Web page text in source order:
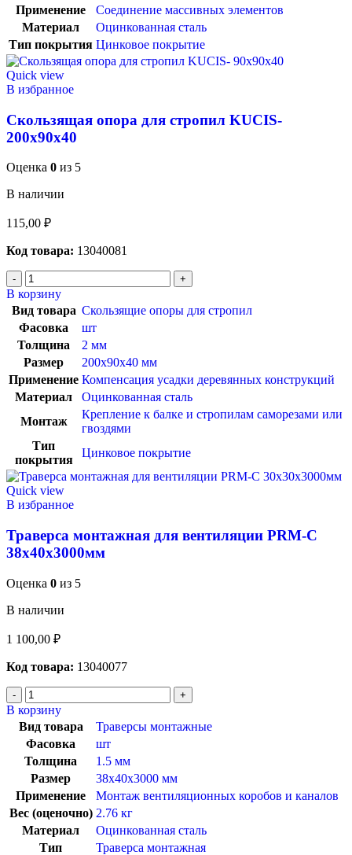
Применение
Соединение массивных элементов
Материал
Оцинкованная сталь
Тип покрытия Цинковое покрытие
Quick view
В избранное
Скользящая опора для стропил KUCIS-
200х90х40
Оценка 0 из 5
В наличии
115,00 ₽
Код товара: 13040081
В корзину
Вид товара Скользящие опоры для стропил
Фасовка
шт
Толщина
2 мм
Размер
200х90х40 мм
Применение Компенсация усадки деревянных конструкций
Материал
Оцинкованная сталь
Монтаж
Крепление к балке и стропилам саморезами или
гвоздями
Тип
покрытия
Цинковое покрытие
Quick view
В избранное
Траверса монтажная для вентиляции PRM-C
38х40х3000мм
Оценка 0 из 5
В наличии
1 100,00 ₽
Код товара: 13040077
В корзину
Вид товара
Траверсы монтажные
Фасовка
шт
Толщина
1.5 мм
Размер
38x40x3000 мм
Применение
Монтаж вентиляционных коробов и каналов
Вес (оценочно) 2.76 кг
Материал
Оцинкованная сталь
Тип
Траверса монтажная